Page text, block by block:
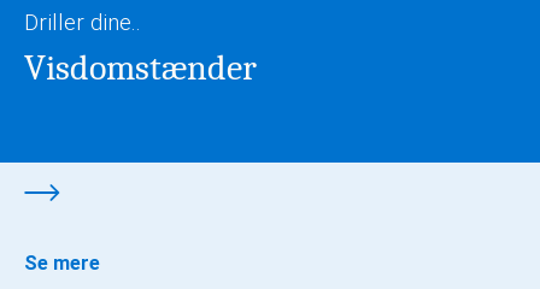
Driller dine..
Visdomstænder
Se mere